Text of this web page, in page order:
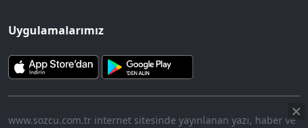
Uygulamalarımız
www.sozcu.com.tr internet sitesinde yayınlanan yazı, haber ve